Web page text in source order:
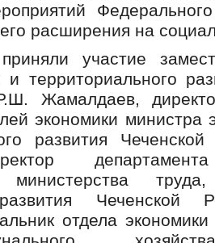
расширения на
участие
и территориального
Жамалдаев,
экономики министра
развития
министерства
Чеченской
отдела